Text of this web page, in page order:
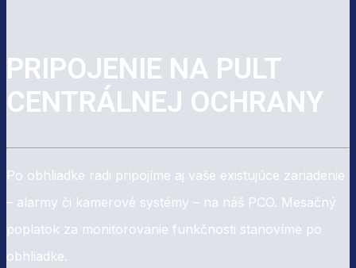
PRIPOJENIE NA PULT
CENTRÁLNEJ OCHRANY
Po obhliadke radi pripojíme aj vaše existujúce zariadenie
– alarmy či kamerové systémy – na náš PCO. Mesačný
poplatok za monitorovanie funkčnosti stanovíme po
obhliadke.